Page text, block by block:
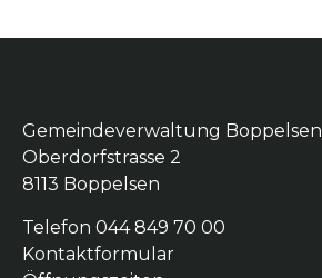
Gemeindeverwaltung Boppelsen
Oberdorfstrasse 2
8113 Boppelsen
Telefon 044 849 70 00
Kontaktformular